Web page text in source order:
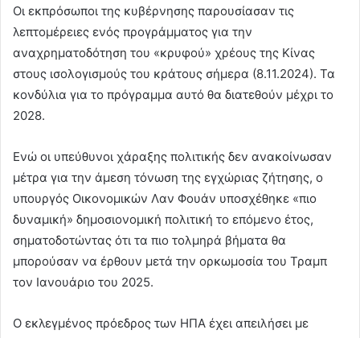
Οι εκπρόσωποι της κυβέρνησης παρουσίασαν τις
λεπτομέρειες ενός προγράμματος για την
αναχρηματοδότηση του «κρυφού» χρέους της Κίνας
στους ισολογισμούς του κράτους σήμερα (8.11.2024). Τα
κονδύλια για το πρόγραμμα αυτό θα διατεθούν μέχρι το
2028.
Ενώ οι υπεύθυνοι χάραξης πολιτικής δεν ανακοίνωσαν
μέτρα για την άμεση τόνωση της εγχώριας ζήτησης, ο
υπουργός Οικονομικών Λαν Φουάν υποσχέθηκε «πιο
δυναμική» δημοσιονομική πολιτική το επόμενο έτος,
σηματοδοτώντας ότι τα πιο τολμηρά βήματα θα
μπορούσαν να έρθουν μετά την ορκωμοσία του Τραμπ
τον Ιανουάριο του 2025.
Ο εκλεγμένος πρόεδρος των ΗΠΑ έχει απειλήσει με